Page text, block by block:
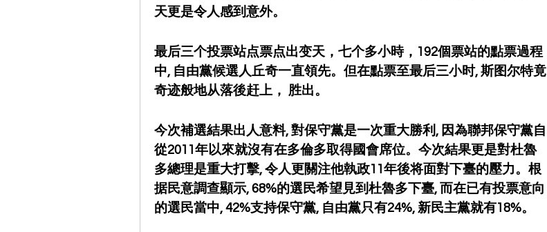
天更是令人感到意外。
最后三个投票站点票点出变天，七个多小時，192個票站的點票過程
中, 自由黨候選人丘奇一直領先。但在點票至最后三小时, 斯图尔特竟
奇迹般地从落後赶上， 胜出。
今次補選結果出人意料, 對保守黨是一次重大勝利, 因為聯邦保守黨自
從2011年以來就沒有在多倫多取得國會席位。今次結果更是對杜魯
多總理是重大打擊, 令人更關注他執政11年後将面對下臺的壓力。根
据民意調查顯示, 68%的選民希望見到杜魯多下臺, 而在已有投票意向
的選民當中, 42%支持保守黨, 自由黨只有24%, 新民主黨就有18%。